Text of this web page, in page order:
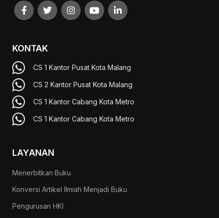
KONTAK
CS 1 Kantor Pusat Kota Malang
CS 2 Kantor Pusat Kota Malang
CS 1 Kantor Cabang Kota Metro
CS 1 Kantor Cabang Kota Metro
LAYANAN
Menerbitkan Buku
Konversi Artikel Ilmiah Menjadi Buku
Pengurusan HKI